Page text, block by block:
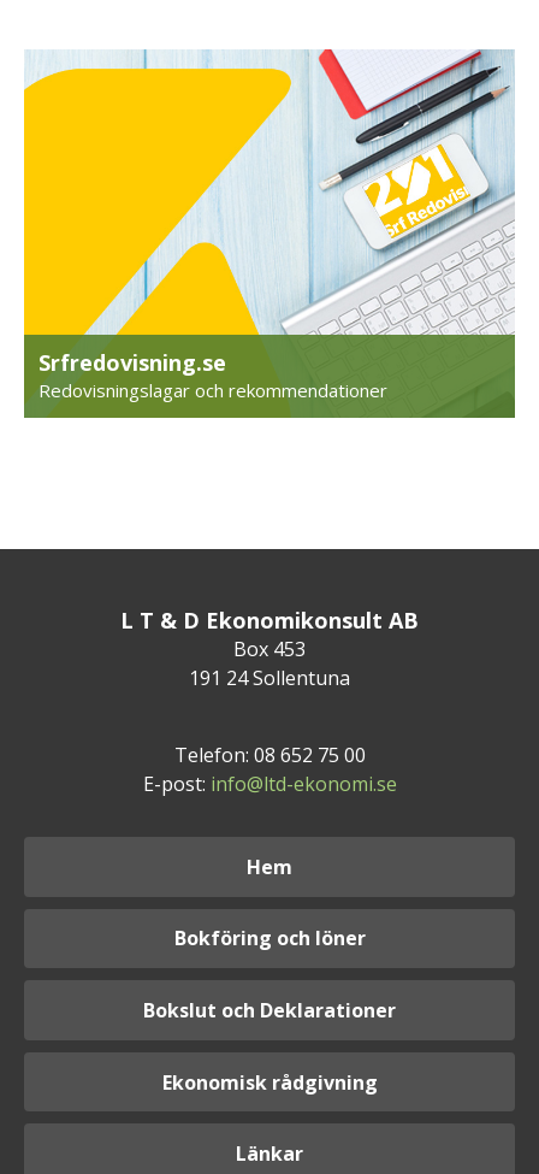
Srfredovisning.se
Redovisningslagar och rekommendationer
L T & D Ekonomikonsult AB
Box 453
191 24 Sollentuna
Telefon: 08 652 75 00
E-post: info@ltd-ekonomi.se
Hem
Bokföring och löner
Bokslut och Deklarationer
Ekonomisk rådgivning
Länkar